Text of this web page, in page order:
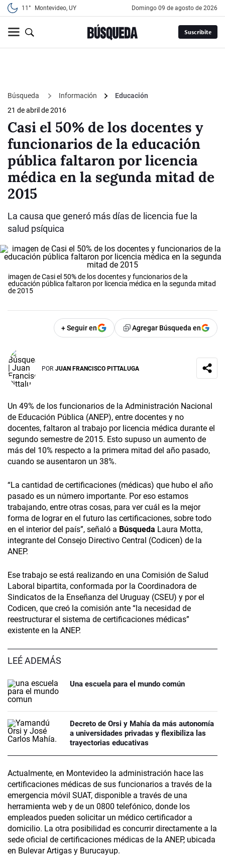
11° Montevideo, UY domingo 09 de agosto de 2026
Suscribite
Búsqueda Información
Educación
21 de abril de 2016
Casi el 50% de los docentes y
funcionarios de la educación
pública faltaron por licencia
médica en la segunda mitad de
2015
La causa que generó más días de licencia fue la
salud psíquica
imagen de Casi el 50% de los docentes y funcionarios de la
educación pública faltaron por licencia médica en la segunda mitad
de 2015
+ Seguir en Agregar Búsqueda en
POR JUAN FRANCISCO PITTALUGA
Un 49% de los funcionarios de la Administración Nacional
de Educación Pública (ANEP), entre docentes y no
docentes, faltaron al trabajo por licencia médica durante el
segundo semestre de 2015. Esto supuso un aumento de
más del 10% respecto a la primera mitad del año pasado,
cuando se ausentaron un 38%.
“La cantidad de certificaciones (médicas) que hubo el año
pasado es un número importante. Por eso estamos
trabajando, entre otras cosas, para ver cuál es la mejor
forma de lograr en el futuro las certificaciones, sobre todo
en el interior del país”, señaló a Búsqueda Laura Motta,
integrante del Consejo Directivo Central (Codicen) de la
ANEP.
Ese trabajo se está realizando en una Comisión de Salud
Laboral bipartita, conformada por la Coordinadora de
Sindicatos de la Enseñanza del Uruguay (CSEU) y por el
Codicen, que creó la comisión ante “la necesidad de
reestructurar el sistema de certificaciones médicas”
existente en la ANEP.
LEÉ ADEMÁS
Una escuela para el mundo común
Decreto de Orsi y Mahía da más autonomía
a universidades privadas y flexibiliza las
trayectorias educativas
Actualmente, en Montevideo la administración hace las
certificaciones médicas de sus funcionarios a través de la
emergencia móvil SUAT, disponible a través de una
herramienta web y de un 0800 telefónico, donde los
empleados pueden solicitar un médico certificador a
domicilio. La otra posibilidad es concurrir directamente a la
sede oficial de certificaciones médicas de la ANEP, ubicada
en Bulevar Artigas y Burucayup.